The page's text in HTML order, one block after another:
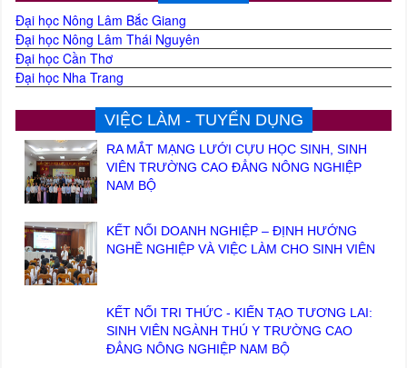
Đại học Nông Lâm Bắc Giang
Đại học Nông Lâm Thái Nguyên
Đại học Cần Thơ
Đại học Nha Trang
VIỆC LÀM - TUYỂN DỤNG
RA MẮT MẠNG LƯỚI CỰU HỌC SINH, SINH
VIÊN TRƯỜNG CAO ĐẲNG NÔNG NGHIỆP
NAM BỘ
KẾT NỐI DOANH NGHIỆP – ĐỊNH HƯỚNG
NGHỀ NGHIỆP VÀ VIỆC LÀM CHO SINH VIÊN
KẾT NỐI TRI THỨC - KIẾN TẠO TƯƠNG LAI:
SINH VIÊN NGÀNH THÚ Y TRƯỜNG CAO
ĐẲNG NÔNG NGHIỆP NAM BỘ